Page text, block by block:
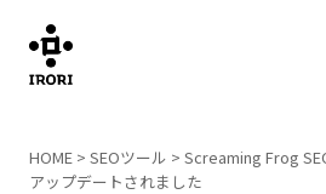
HOME > SEOツール > Screaming Frog
アップデートされました